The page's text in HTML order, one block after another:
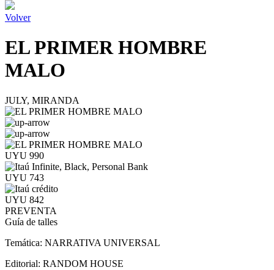
Volver
EL PRIMER HOMBRE
MALO
JULY, MIRANDA
UYU 990
UYU 743
UYU 842
PREVENTA
Guía de talles
Temática: NARRATIVA UNIVERSAL
Editorial: RANDOM HOUSE